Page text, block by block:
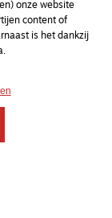
onze website
content of
is het dankzij